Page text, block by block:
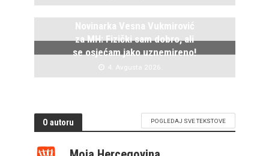
5. Avgusta 2026.
Novinarka Vesna Vukmirović
za MH: Fizički sam dobro, ali
se osjećam jako uznemireno!
4. Avgusta 2026.
O autoru POGLEDAJ SVE TEKSTOVE